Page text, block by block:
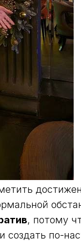
, потому
создать по-